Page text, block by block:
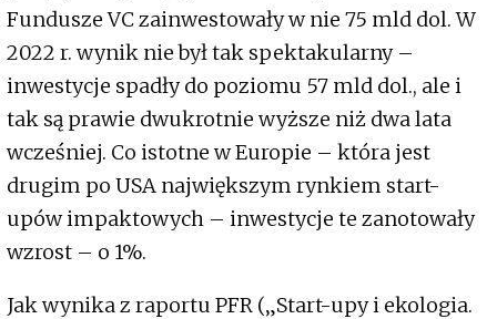
Fundusze VC zainwestowały w nie 75 mld dol. W
2022 r. wynik nie był tak spektakularny –
inwestycje spadły do poziomu 57 mld dol., ale i
tak są prawie dwukrotnie wyższe niż dwa lata
wcześniej. Co istotne w Europie – która jest
drugim po USA największym rynkiem start-
upów impaktowych – inwestycje te zanotowały
wzrost – o 1%.
Jak wynika z raportu PFR („Start-upy i ekologia.